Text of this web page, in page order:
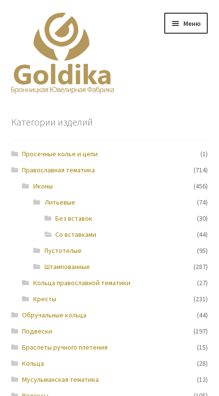
навигации
содержимому
Меню
Прайс-лист
Контакты
Категории изделий
Просечные колье и цепи
(1)
Православная тематика
(714)
Иконы
(456)
Литьевые
(74)
Без вставок
(30)
Со вставками
(44)
Пустотелые
(95)
Штампованные
(287)
Кольца православной тематики
(27)
Кресты
(231)
Обручальные кольца
(44)
Подвески
(197)
Браслеты ручного плетения
(15)
Кольца
(28)
Мусульманская тематика
(12)